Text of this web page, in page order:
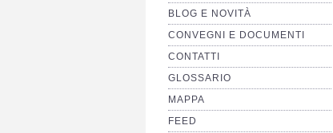
BLOG E NOVITÀ
CONVEGNI E DOCUMENTI
CONTATTI
GLOSSARIO
MAPPA
FEED